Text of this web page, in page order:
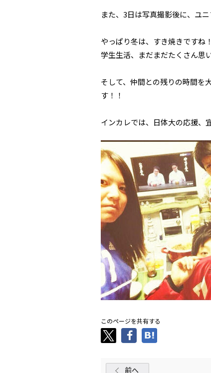
また、3日は写真撮影後に、ユ
やっぱり冬は、すき焼きですね！
学生生活、まだまだたくさん思
そして、仲間との残りの時間を
す！！
インカレでは、日体大の応援、
このページを共有する
前へ